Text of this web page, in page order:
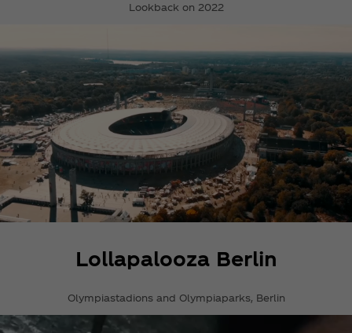
Lookback on 2022
Lollapalooza Berlin
Olympiastadions and Olympiaparks, Berlin